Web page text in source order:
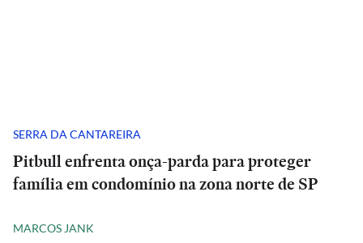
SERRA DA CANTAREIRA
Pitbull enfrenta onça-parda para proteger
família em condomínio na zona norte de SP
MARCOS JANK